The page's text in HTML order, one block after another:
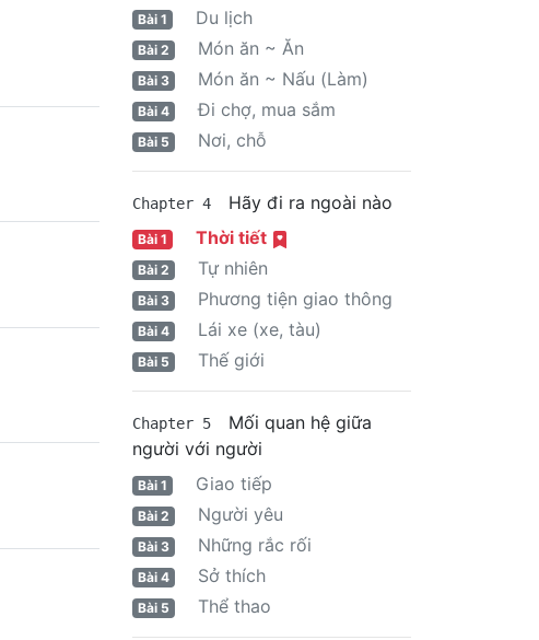
Bài 1 Du lịch
Bài 2 Món ăn ~ Ăn
Bài 3 Món ăn ~ Nấu (Làm)
Bài 4 Đi chợ, mua sắm
Bài 5 Nơi, chỗ
Chapter 4 Hãy đi ra ngoài nào
Bài 1 Thời tiết
Bài 2 Tự nhiên
Bài 3 Phương tiện giao thông
Bài 4 Lái xe (xe, tàu)
Bài 5 Thế giới
Chapter 5
Mối quan hệ giữa
người với người
Bài 1 Giao tiếp
Bài 2 Người yêu
Bài 3 Những rắc rối
Bài 4 Sở thích
Bài 5 Thể thao